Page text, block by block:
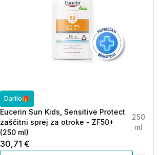
Darilo🎁
Eucerin Sun Kids, Sensitive Protect
zaščitni sprej za otroke - ZF50+
(250 ml)
250
ml
30,71 €